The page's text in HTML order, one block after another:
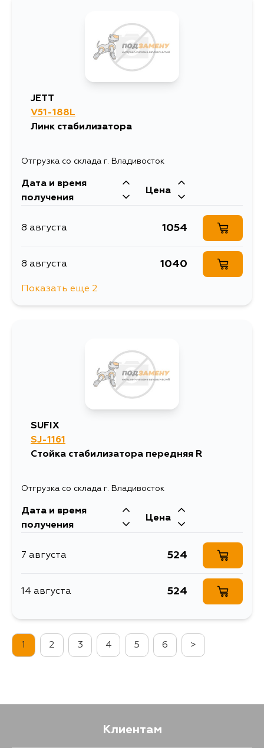
JETT
V51-188L
Линк стабилизатора
Отгрузка со склада г. Владивосток
Дата и время
получения
Цена
8 августа 1054
8 августа 1040
Показать еще 2
SUFIX
SJ-1161
Стойка стабилизатора передняя R
Отгрузка со склада г. Владивосток
Дата и время
получения
Цена
7 августа 524
14 августа 524
1 2 3 4 5 6 >
Клиентам